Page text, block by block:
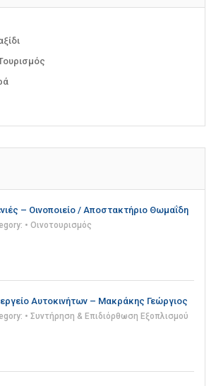
– Οινοποιείο / Αποστακτήριο Θωμαΐδη
• Οινοτουρισμός
Αυτοκινήτων – Μακράκης Γεώργιος
• Συντήρηση & Επιδιόρθωση Εξοπλισμού